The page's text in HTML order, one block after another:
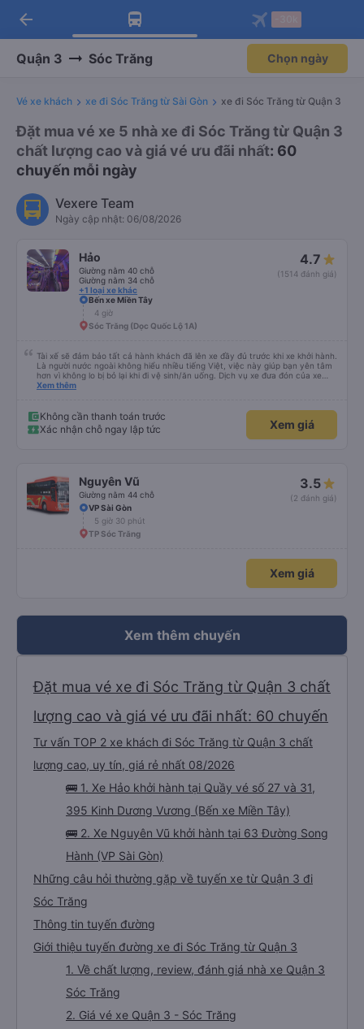
Tải app Vexere ngay!
Nhận ưu đãi thành viên độc
Mở app
Tải app Vexere
-30k/ghế khi đặt vé máy bay qua
Mở app
arrow_back
Quận 3 Sóc Trăng Chọn ngày
Vé xe khách xe đi Sóc Trăng từ Sài Gòn xe đi Sóc Trăng từ Quận 3
Đặt mua vé xe 5 nhà xe đi Sóc Trăng từ Quận 3
chất lượng cao và giá vé ưu đãi nhất: 60
chuyến mỗi ngày
Vexere Team
Ngày cập nhật: 06/08/2026
Hảo
Giường nằm 40 chỗ
Giường nằm 34 chỗ
+1 loại xe khác
4.7
(1514 đánh giá)
Bến xe Miền Tây
4 giờ
Sóc Trăng (Dọc Quốc Lộ 1A)
Tài xế sẽ đảm bảo tất cả hành khách đã lên xe đầy đủ trước khi xe khởi hành.
Là người nước ngoài không hiểu nhiều tiếng Việt, việc này giúp bạn yên tâm
hơn vì không lo bị bỏ lại khi đi vệ sinh/ăn uống. Dịch vụ xe đưa đón của xe
buýt Hảo cũng là một điểm cộng, đưa bạn từ bến xe đến chỗ ở MIỄN PHÍ!
Xem thêm
Không cần thanh toán trước
Xác nhận chỗ ngay lập tức
Xem giá
Nguyên Vũ
Giường nằm 44 chỗ
3.5
(2 đánh giá)
VP Sài Gòn
5 giờ 30 phút
TP Sóc Trăng
Xem giá
Xem thêm chuyến
Đặt mua vé xe đi Sóc Trăng từ Quận 3 chất
lượng cao và giá vé ưu đãi nhất: 60 chuyến
Tư vấn TOP 2 xe khách đi Sóc Trăng từ Quận 3 chất
lượng cao, uy tín, giá rẻ nhất 08/2026
🚌 1. Xe Hảo khởi hành tại Quầy vé số 27 và 31,
395 Kinh Dương Vương (Bến xe Miền Tây)
🚌 2. Xe Nguyên Vũ khởi hành tại 63 Đường Song
Hành (VP Sài Gòn)
Những câu hỏi thường gặp về tuyến xe từ Quận 3 đi
Sóc Trăng
Thông tin tuyến đường
Giới thiệu tuyến đường xe đi Sóc Trăng từ Quận 3
1. Về chất lượng, review, đánh giá nhà xe Quận 3
Sóc Trăng
2. Giá vé xe Quận 3 - Sóc Trăng